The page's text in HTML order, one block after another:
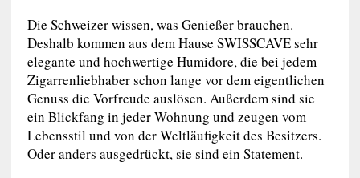
Die Schweizer wissen, was Genießer brauchen.
Deshalb kommen aus dem Hause SWISSCAVE sehr
elegante und hochwertige Humidore, die bei jedem
Zigarrenliebhaber schon lange vor dem eigentlichen
Genuss die Vorfreude auslösen. Außerdem sind sie
ein Blickfang in jeder Wohnung und zeugen vom
Lebensstil und von der Weltläufigkeit des Besitzers.
Oder anders ausgedrückt, sie sind ein Statement.